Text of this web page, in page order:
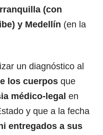
(con
y Medellín (en la
un diagnóstico al
los cuerpos que
médico-legal en
y que a la fecha
entregados a sus